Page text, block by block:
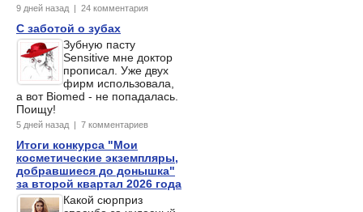
9 дней назад | 24 комментария
С заботой о зубах
Зубную пасту
Sensitive мне доктор
прописал. Уже двух
фирм использовала,
а вот Biomed - не попадалась.
Поищу!
5 дней назад | 7 комментариев
Итоги конкурса "Мои
косметические экземпляры,
добравшиеся до донышка"
за второй квартал 2026 года
Какой сюрприз